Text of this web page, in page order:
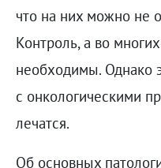
что на них можно не
Контроль, а во
необходимы. Однако
с онкологическими
лечатся.
Об основных